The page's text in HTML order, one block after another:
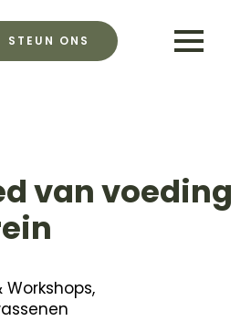
STEUN ONS
van voeding
Workshops